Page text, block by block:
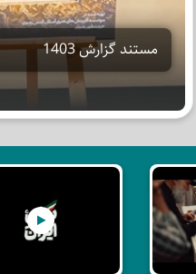
مستند گزارش 1403